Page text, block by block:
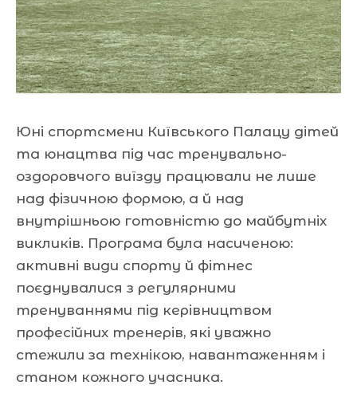
Юні спортсмени Київського Палацу дітей
та юнацтва під час тренувально-
оздоровчого виїзду працювали не лише
над фізичною формою, а й над
внутрішньою готовністю до майбутніх
викликів. Програма була насиченою:
активні види спорту й фітнес
поєднувалися з регулярними
тренуваннями під керівництвом
професійних тренерів, які уважно
стежили за технікою, навантаженням і
станом кожного учасника.